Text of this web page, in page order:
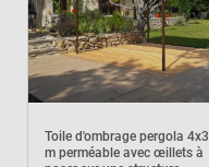
Toile d'ombrage pergola 4x3
m perméable avec œillets à